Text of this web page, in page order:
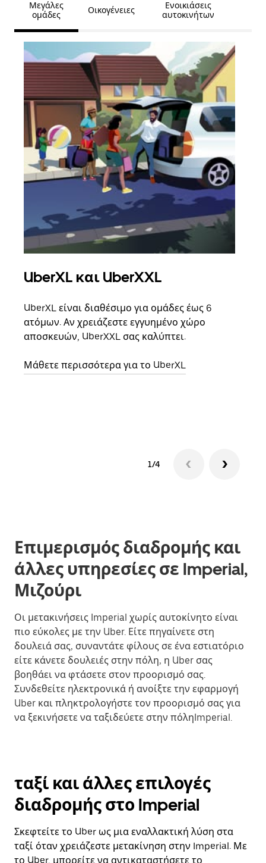
Μεγάλες
ομάδες
Οικογένειες
Ενοικιάσεις
αυτοκινήτων
UberXL και UberXXL
UberXL είναι διαθέσιμο για ομάδες έως 6
ατόμων. Αν χρειάζεστε εγγυημένο χώρο
αποσκευών, UberXXL σας καλύπτει.
Μάθετε περισσότερα για το UberXL
1/4
Επιμερισμός διαδρομής και
άλλες υπηρεσίες σε Imperial,
Μιζούρι
Οι μετακινήσεις Imperial χωρίς αυτοκίνητο είναι
πιο εύκολες με την Uber. Είτε πηγαίνετε στη
δουλειά σας, συναντάτε φίλους σε ένα εστιατόριο
είτε κάνετε δουλειές στην πόλη, η Uber σας
βοηθάει να φτάσετε στον προορισμό σας.
Συνδεθείτε ηλεκτρονικά ή ανοίξτε την εφαρμογή
Uber και πληκτρολογήστε τον προορισμό σας για
να ξεκινήσετε να ταξιδεύετε στην πόληImperial.
ταξί και άλλες επιλογές
διαδρομής στο Imperial
Σκεφτείτε το Uber ως μια εναλλακτική λύση στα
ταξί όταν χρειάζεστε μετακίνηση στην Imperial. Με
το Uber, μπορείτε να αντικαταστήσετε το